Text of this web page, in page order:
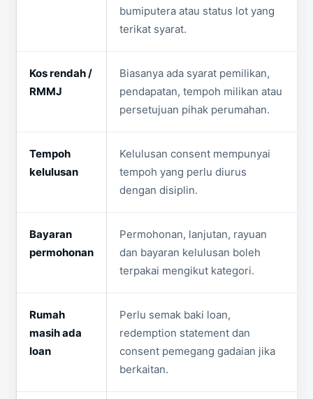
bumiputera atau status lot yang
terikat syarat.
Kos rendah /
RMMJ
Biasanya ada syarat pemilikan,
pendapatan, tempoh milikan atau
persetujuan pihak perumahan.
Tempoh
kelulusan
Kelulusan consent mempunyai
tempoh yang perlu diurus
dengan disiplin.
Bayaran
permohonan
Permohonan, lanjutan, rayuan
dan bayaran kelulusan boleh
terpakai mengikut kategori.
Rumah
masih ada
loan
Perlu semak baki loan,
redemption statement dan
consent pemegang gadaian jika
berkaitan.